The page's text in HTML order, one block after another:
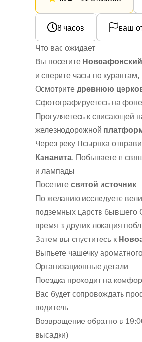
8 часов ваш
Что вас ожидает
Вы посетите
и сверите часы по
Осмотрите древнюю
Сфотографируетесь на
Прогуляетесь к свисающей
железнодорожной
Через реку Псырцха
Кананита. Побываете в
и лампады
Посетите святой источник
По желанию исследуете
подземных царств бывшего
время в других локация
Затем вы спуститесь к
Выпьете чашечку
Организационные детали
Поездка проходит на
Вас будет сопровождать
водитель
Возвращение обратно в
высадки)